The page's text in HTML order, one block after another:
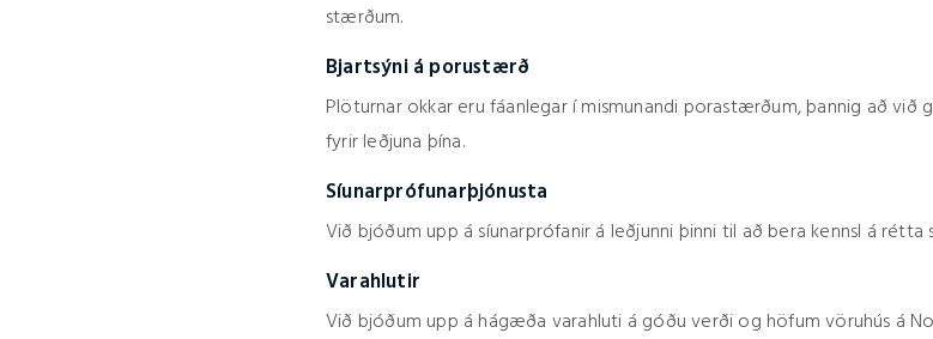
stærðum.
Bjartsýni á porustærð
Plöturnar okkar eru fáanlegar í mismunandi porastærðum, þannig að
fyrir leðjuna þína.
Síunarprófunarþjónusta
Við bjóðum upp á síunarprófanir á leðjunni þinni til að bera kennsl á
Varahlutir
Við bjóðum upp á hágæða varahluti á góðu verði og höfum vöruhús á